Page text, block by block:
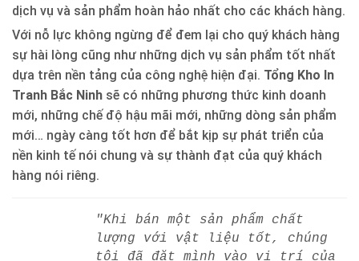
dịch vụ và sản phẩm hoàn hảo nhất cho các khách hàng.
Với nỗ lực không ngừng để đem lại cho quý khách hàng
sự hài lòng cũng như những dịch vụ sản phẩm tốt nhất
dựa trên nền tảng của công nghệ hiện đại. Tổng Kho In
Tranh Bắc Ninh sẽ có những phương thức kinh doanh
mới, những chế độ hậu mãi mới, những dòng sản phẩm
mới… ngày càng tốt hơn để bắt kịp sự phát triển của
nền kinh tế nói chung và sự thành đạt của quý khách
hàng nói riêng.
"Khi bán một sản phẩm chất
lượng với vật liệu tốt, chúng
tôi đã đặt mình vào vị trí của